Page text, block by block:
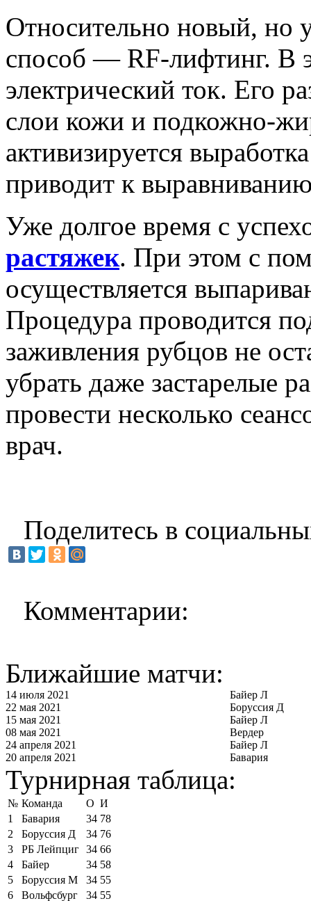
Относительно новый, но
способ — RF-лифтинг. В
электрический ток. Его
слои кожи и подкожно-
активизируется
приводит к
Уже долгое время с
растяжек. При этом с
осуществляется
Процедура проводится
заживления рубцов не
убрать даже застарелые
провести несколько
врач.
Поделитесь в
Комментарии:
Ближайшие матчи:
14 июля 2021
Байер Л
22 мая 2021
Боруссия Д
15 мая 2021
Байер Л
08 мая 2021
Вердер
24 апреля 2021
Байер Л
20 апреля 2021
Бавария
Турнирная таблица:
№ Команда О И
1
Бавария 34 78
2
Боруссия Д 34 76
3
РБ Лейпциг 34 66
4
Байер 34 58
5
Боруссия М 34 55
6
Вольфсбург 34 55